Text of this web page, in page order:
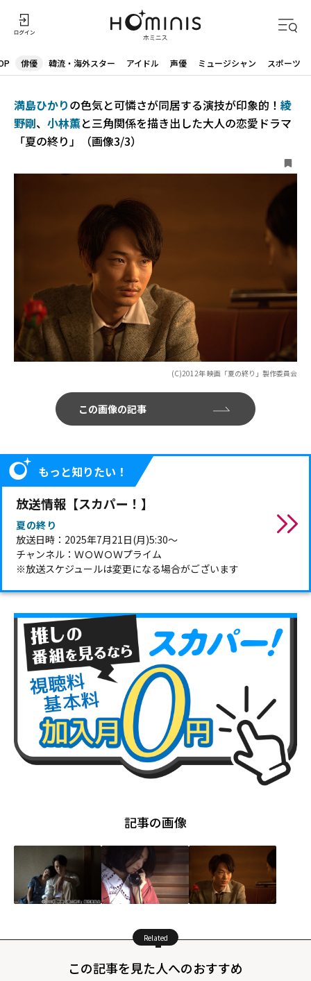
俳優 韓流・海外スター アイドル 声優 ミュージシャン スポーツ
満島ひかりの色気と可憐さが同居する演技が印象的！ 綾
野剛、 小林薫と三角関係を描き出した大人の恋愛ドラマ
「夏の終り」（画像3/3）
(C)2012年 映画「夏の終り」製作委員会
この画像の記事
もっと知りたい！
放送情報【スカパー！】
夏の終り
放送日時：2025年7月21日(月)5:30～
チャンネル：ＷＯＷＯＷプライム
※放送スケジュールは変更になる場合がございます
記事の画像
Related
この記事を見た人へのおすすめ